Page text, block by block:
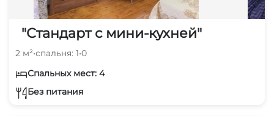
"Стандарт с мини-кухней"
2 м²•спальня: 1•0
Спальных мест: 4
Без питания